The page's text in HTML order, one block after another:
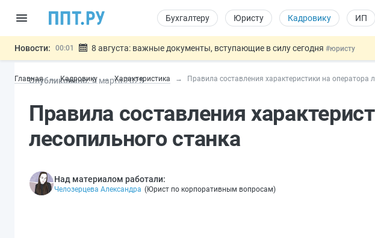
Бухгалтеру Юристу Кадровику ИП
Новости: 00:01 8 августа: важные документы, вступающие в силу сегодня #юристу
07.08 Дистанционную работу беременных пропишут в ТК РФ#кадровику
07.08
Важно Разработают единые критерии трудовых и ГПХ-отношений
Главная Кадровику Характеристика Правила составления характеристики на оператора
Опубликовано: 6 марта2025
Правила составления
лесопильного станка
Над материалом работали:
Челозерцева Александра (Юрист по корпоративным вопросам)